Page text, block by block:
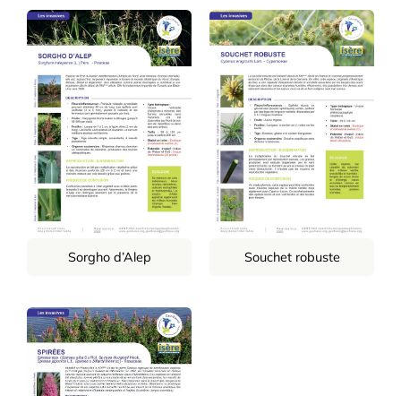
Sorgho d’Alep Souchet robuste